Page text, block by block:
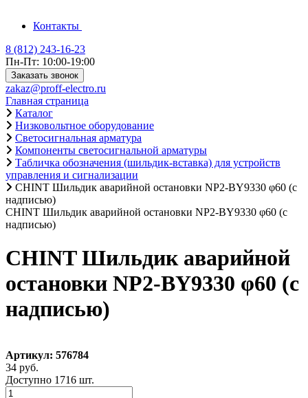
Контакты
8 (812) 243-16-23
Пн-Пт: 10:00-19:00
Заказать звонок
zakaz@proff-electro.ru
Главная страница
Каталог
Низковольтное оборудование
Светосигнальная арматура
Компоненты светосигнальной арматуры
Табличка обозначения (шильдик-вставка) для устройств
управления и сигнализации
CHINT Шильдик аварийной остановки NP2-BY9330 φ60 (с
надписью)
CHINT Шильдик аварийной остановки NP2-BY9330 φ60 (с
надписью)
CHINT Шильдик аварийной
остановки NP2-BY9330 φ60 (с
надписью)
Артикул: 576784
34 руб.
Доступно 1716 шт.